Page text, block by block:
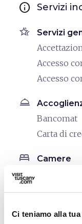
Ci teniamo alla
info Servizi
hotel_class Servizi
Accesso
Accesso
room_service
Bancomat
Carta di
bed Camere